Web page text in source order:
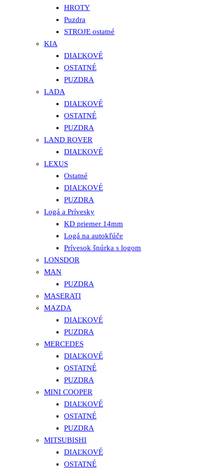
HROTY
Puzdra
STROJE ostatné
KIA
DIAĽKOVÉ
OSTATNÉ
PUZDRA
LADA
DIAĽKOVÉ
OSTATNÉ
PUZDRA
LAND ROVER
DIAĽKOVÉ
LEXUS
Ostatné
DIAĽKOVÉ
PUZDRA
Logá a Prívesky
KD priemer 14mm
Logá na autokľúče
Prívesok šnúrka s logom
LONSDOR
MAN
PUZDRA
MASERATI
MAZDA
DIAĽKOVÉ
PUZDRA
MERCEDES
DIAĽKOVÉ
OSTATNÉ
PUZDRA
MINI COOPER
DIAĽKOVÉ
OSTATNÉ
PUZDRA
MITSUBISHI
DIAĽKOVÉ
OSTATNÉ